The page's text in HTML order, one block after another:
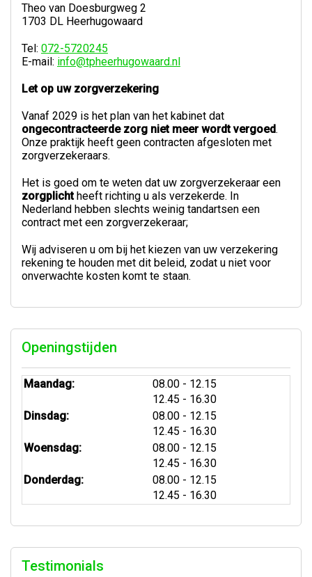
Theo van Doesburgweg 2
1703 DL Heerhugowaard
Tel: 072-5720245
E-mail: info@tpheerhugowaard.nl
Let op uw zorgverzekering
Vanaf 2029 is het plan van het kabinet dat
ongecontracteerde zorg niet meer wordt vergoed.
Onze praktijk heeft geen contracten afgesloten met
zorgverzekeraars.
Het is goed om te weten dat uw zorgverzekeraar een
zorgplichtheeft richting u als verzekerde. In
Nederland hebben slechts weinig tandartsen een
contract met een zorgverzekeraar;
Wij adviseren u om bij het kiezen van uw verzekering
rekening te houden met dit beleid, zodat u niet voor
onverwachte kosten komt te staan.
Openingstijden
Maandag: 08.00 tot
- 12.15
12.45 tot
- 16.30
Dinsdag:
08.00 tot
- 12.15
12.45 tot
- 16.30
Woensdag:
08.00 tot
- 12.15
12.45 tot
- 16.30
Donderdag:
08.00 tot
- 12.15
12.45 tot
- 16.30
Testimonials